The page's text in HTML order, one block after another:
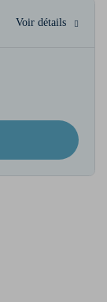
Voir détails